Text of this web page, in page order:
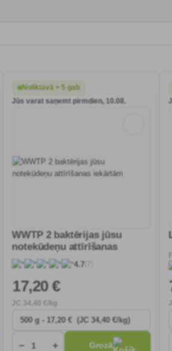
Noliktavā > 5 gab
Jūs varat saņemt pirmdien, 10.08.
WWTP 2 baktērijas jūsu
notekūdeņu attīrīšanas
iekārtām
4.7
17,20 €
,40 €/kg
− + Grozā